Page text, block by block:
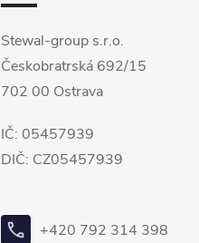
Stewal-group s.r.o.
Českobratrská 692/15
702 00 Ostrava
IČ: 05457939
DIČ: CZ05457939
+420 792 314 398